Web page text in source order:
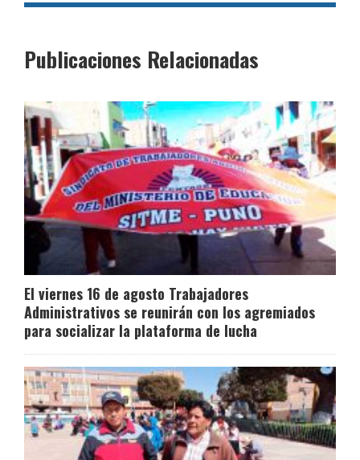
Publicaciones Relacionadas
El viernes 16 de agosto Trabajadores
Administrativos se reunirán con los agremiados
para socializar la plataforma de lucha